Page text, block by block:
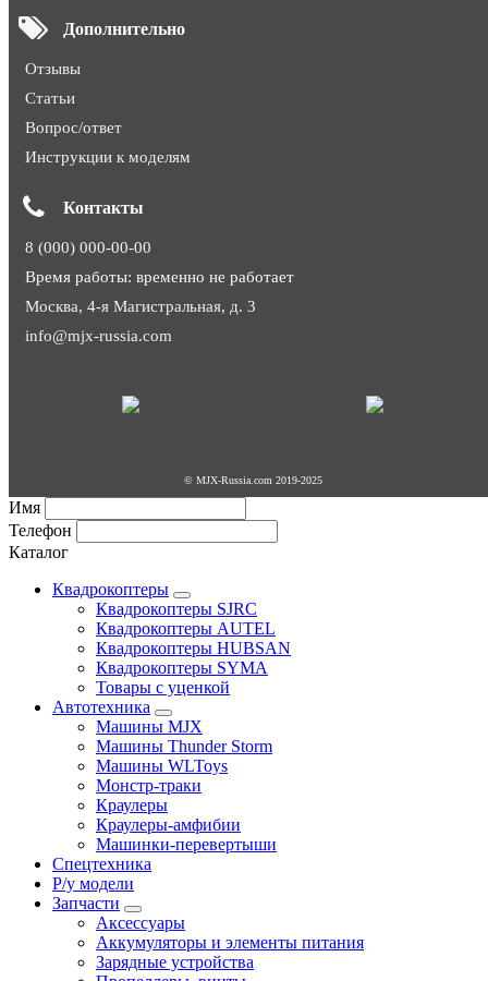
Дополнительно
Отзывы
Статьи
Вопрос/ответ
Инструкции к моделям
Контакты
8 (000) 000-00-00
Время работы: временно не работает
Москва, 4-я Магистральная, д. 3
info@mjx-russia.com
© MJX-Russia.com 2019-2025
Имя
Телефон
Каталог
Квадрокоптеры
Квадрокоптеры SJRC
Квадрокоптеры AUTEL
Квадрокоптеры HUBSAN
Квадрокоптеры SYMA
Товары с уценкой
Автотехника
Машины MJX
Машины Thunder Storm
Машины WLToys
Монстр-траки
Краулеры
Краулеры-амфибии
Машинки-перевертыши
Спецтехника
Р/у модели
Запчасти
Аксессуары
Аккумуляторы и элементы питания
Зарядные устройства